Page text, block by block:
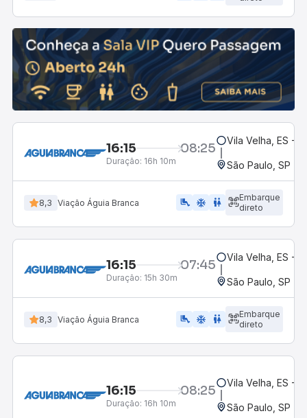
16:15 08:25
Duração: 16h 10m
Vila Velha, ES -
São Paulo, SP -
8,3 Viação Águia Branca airline_seat_legroom_extra ac_unit WC
Embarque
direto
16:15 07:45
Duração: 15h 30m
Vila Velha, ES -
São Paulo, SP -
8,3 Viação Águia Branca airline_seat_legroom_extra ac_unit WC
Embarque
direto
16:15 08:25
Duração: 16h 10m
Vila Velha, ES -
São Paulo, SP -